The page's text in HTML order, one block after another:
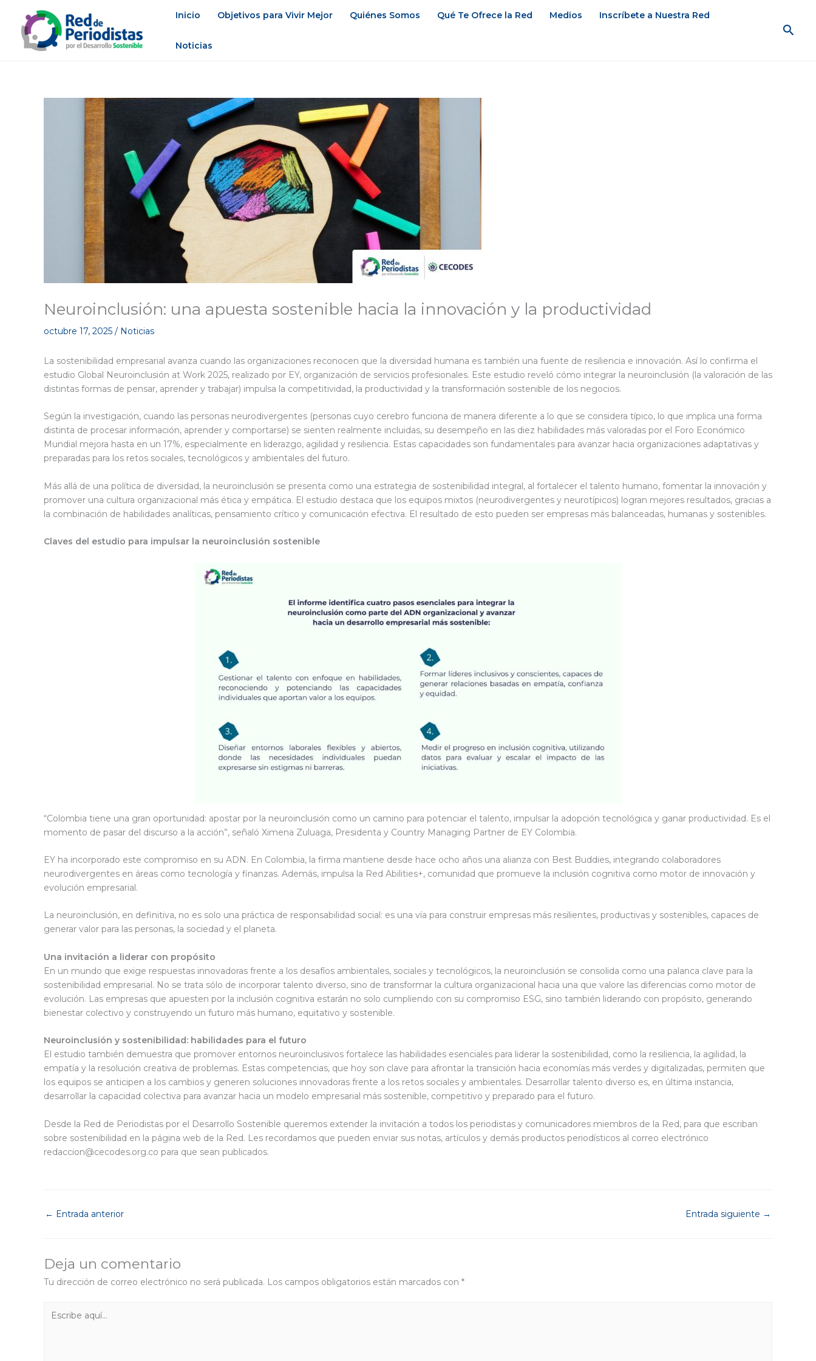
contenido
Inicio Objetivos para Vivir Mejor Quiénes Somos Qué Te Ofrece la Red Medios Inscríbete a Nuestra Red
Noticias
Neuroinclusión: una apuesta sostenible hacia la innovación y la productividad
octubre 17, 2025 / Noticias
La sostenibilidad empresarial avanza cuando las organizaciones reconocen que la diversidad humana es también una fuente de resiliencia e innovación. Así lo confirma el
estudio Global Neuroinclusión at Work 2025, realizado por EY, organización de servicios profesionales. Este estudio reveló cómo integrar la neuroinclusión (la valoración de las
distintas formas de pensar, aprender y trabajar) impulsa la competitividad, la productividad y la transformación sostenible de los negocios.
Según la investigación, cuando las personas neurodivergentes (personas cuyo cerebro funciona de manera diferente a lo que se considera típico, lo que implica una forma
distinta de procesar información, aprender y comportarse) se sienten realmente incluidas, su desempeño en las diez habilidades más valoradas por el Foro Económico
Mundial mejora hasta en un 17%, especialmente en liderazgo, agilidad y resiliencia. Estas capacidades son fundamentales para avanzar hacia organizaciones adaptativas y
preparadas para los retos sociales, tecnológicos y ambientales del futuro.
Más allá de una política de diversidad, la neuroinclusión se presenta como una estrategia de sostenibilidad integral, al fortalecer el talento humano, fomentar la innovación y
promover una cultura organizacional más ética y empática. El estudio destaca que los equipos mixtos (neurodivergentes y neurotípicos) logran mejores resultados, gracias a
la combinación de habilidades analíticas, pensamiento crítico y comunicación efectiva. El resultado de esto pueden ser empresas más balanceadas, humanas y sostenibles.
Claves del estudio para impulsar la neuroinclusión sostenible
“Colombia tiene una gran oportunidad: apostar por la neuroinclusión como un camino para potenciar el talento, impulsar la adopción tecnológica y ganar productividad. Es el
momento de pasar del discurso a la acción”, señaló Ximena Zuluaga, Presidenta y Country Managing Partner de EY Colombia.
EY ha incorporado este compromiso en su ADN. En Colombia, la firma mantiene desde hace ocho años una alianza con Best Buddies, integrando colaboradores
neurodivergentes en áreas como tecnología y finanzas. Además, impulsa la Red Abilities+, comunidad que promueve la inclusión cognitiva como motor de innovación y
evolución empresarial.
La neuroinclusión, en definitiva, no es solo una práctica de responsabilidad social: es una vía para construir empresas más resilientes, productivas y sostenibles, capaces de
generar valor para las personas, la sociedad y el planeta.
Una invitación a liderar con propósito
En un mundo que exige respuestas innovadoras frente a los desafíos ambientales, sociales y tecnológicos, la neuroinclusión se consolida como una palanca clave para la
sostenibilidad empresarial. No se trata sólo de incorporar talento diverso, sino de transformar la cultura organizacional hacia una que valore las diferencias como motor de
evolución. Las empresas que apuesten por la inclusión cognitiva estarán no solo cumpliendo con su compromiso ESG, sino también liderando con propósito, generando
bienestar colectivo y construyendo un futuro más humano, equitativo y sostenible.
Neuroinclusión y sostenibilidad: habilidades para el futuro
El estudio también demuestra que promover entornos neuroinclusivos fortalece las habilidades esenciales para liderar la sostenibilidad, como la resiliencia, la agilidad, la
empatía y la resolución creativa de problemas. Estas competencias, que hoy son clave para afrontar la transición hacia economías más verdes y digitalizadas, permiten que
los equipos se anticipen a los cambios y generen soluciones innovadoras frente a los retos sociales y ambientales. Desarrollar talento diverso es, en última instancia,
desarrollar la capacidad colectiva para avanzar hacia un modelo empresarial más sostenible, competitivo y preparado para el futuro.
Desde la Red de Periodistas por el Desarrollo Sostenible queremos extender la invitación a todos los periodistas y comunicadores miembros de la Red, para que escriban
sobre sostenibilidad en la página web de la Red. Les recordamos que pueden enviar sus notas, artículos y demás productos periodísticos al correo electrónico
redaccion@cecodes.org.co para que sean publicados.
← Entrada anterior Entrada siguiente →
Deja un comentario
Tu dirección de correo electrónico no será publicada. Los campos obligatorios están marcados con *
aquí...